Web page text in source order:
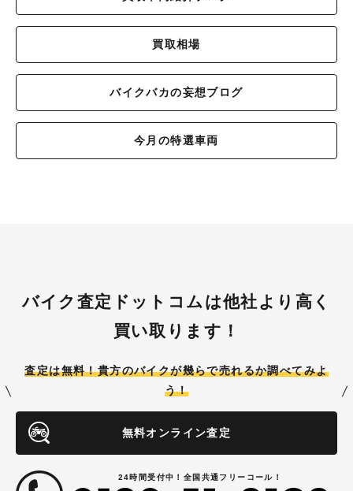
買取相場
バイクバカの妄想ブログ
今月の特選車両
バイク査定ドットコムは他社より高く
買い取ります！
査定は無料！貴方のバイクが幾らで売れるか調べてみよ
う！
無料オンライン査定
24時間受付中！全国共通フリーコール！